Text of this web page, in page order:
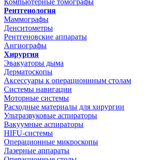
Компьютерные томографы
Рентгенология
Маммографы
Денситометры
Рентгеновские аппараты
Ангиографы
Хирургия
Эвакуаторы дыма
Дерматоскопы
Аксессуары к операционнным столам
Системы навигации
Моторные системы
Расходные материалы для хирургии
Ультразвуковые аспираторы
Вакуумные аспираторы
HIFU-системы
Операционные микроскопы
Лазерные аппараты